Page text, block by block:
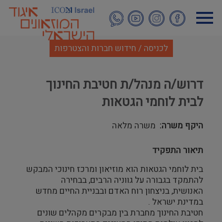
לתוכן
העיקרי
לכניסה / חידוש חברות והצטרפות
דרוש/ה מנהל/ת חטיבת החינוך
לבית לוחמי הגטאות
היקף משרה משרה מלאה
תיאור התפקיד
בית לוחמי הגטאות הוא מוזיאון ומרכז חינוכי המבקש
להתמקד בגבורה על גווניה הרבים, בבחירה
האנושית, בניצחון רוח האדם ובבניית החיים מחדש
במדינת ישראל .
חטיבת החינוך מחברת בין מבקרים מקהלים שונים